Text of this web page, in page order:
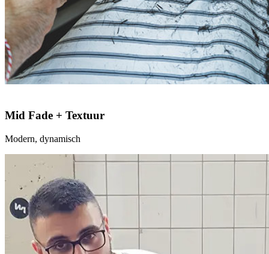
Mid Fade + Textuur
Modern, dynamisch